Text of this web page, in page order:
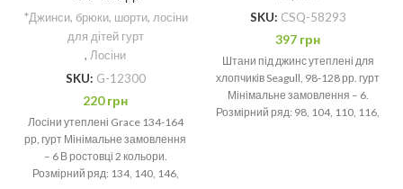
*Джинси, брюки, шорти, лосіни
для дітей гурт
, Лосіни
SKU: G-12300
220грн
Лосіни утеплені Grace 134-164
рр, гурт Мінімальне замовлення
– 6 В ростовці 2 кольори.
Розмірний ряд: 134, 140, 146,
SKU: CSQ-58293
397 грн
Штани під джинс утеплені для
хлопчиків Seagull, 98-128 рр. гурт
Мінімальне замовлення – 6.
Розмірний ряд: 98, 104, 110, 116,